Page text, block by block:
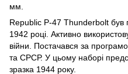
мм.
Republic P-47 Thunderbolt
1942 році. Активно
війни. Постачався за
та СРСР. У цьому наборі
зразка 1944 року.